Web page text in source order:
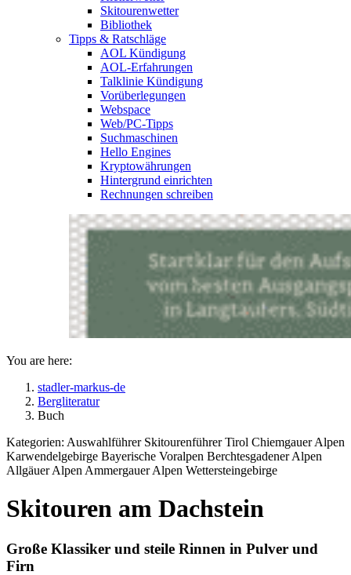
Skitourenwetter
Bibliothek
Tipps & Ratschläge
AOL Kündigung
AOL-Erfahrungen
Talklinie Kündigung
Vorüberlegungen
Webspace
Web/PC-Tipps
Suchmaschinen
Hello Engines
Kryptowährungen
Hintergrund einrichten
Rechnungen schreiben
You are here:
stadler-markus-de
Bergliteratur
Buch
Kategorien: Auswahlführer Skitourenführer Tirol Chiemgauer Alpen
Karwendelgebirge Bayerische Voralpen Berchtesgadener Alpen
Allgäuer Alpen Ammergauer Alpen Wettersteingebirge
Skitouren am Dachstein
Große Klassiker und steile Rinnen in Pulver und
Firn